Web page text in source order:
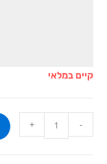
קיים במלאי
-
+